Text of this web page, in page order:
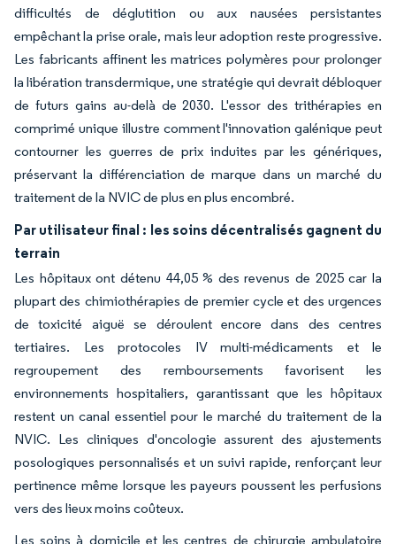
difficultés de déglutition ou aux nausées persistantes
empêchant la prise orale, mais leur adoption reste progressive.
Les fabricants affinent les matrices polymères pour prolonger
la libération transdermique, une stratégie qui devrait débloquer
de futurs gains au-delà de 2030. L'essor des trithérapies en
comprimé unique illustre comment l'innovation galénique peut
contourner les guerres de prix induites par les génériques,
préservant la différenciation de marque dans un marché du
traitement de la NVIC de plus en plus encombré.
Par utilisateur final : les soins décentralisés gagnent du
terrain
Les hôpitaux ont détenu 44,05 % des revenus de 2025 car la
plupart des chimiothérapies de premier cycle et des urgences
de toxicité aiguë se déroulent encore dans des centres
tertiaires. Les protocoles IV multi-médicaments et le
regroupement des remboursements favorisent les
environnements hospitaliers, garantissant que les hôpitaux
restent un canal essentiel pour le marché du traitement de la
NVIC. Les cliniques d'oncologie assurent des ajustements
posologiques personnalisés et un suivi rapide, renforçant leur
pertinence même lorsque les payeurs poussent les perfusions
vers des lieux moins coûteux.
Les soins à domicile et les centres de chirurgie ambulatoire